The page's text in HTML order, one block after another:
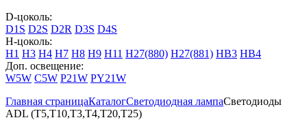
D-цоколь:
D1S D2S D2R D3S D4S
H-цоколь:
H1 H3 H4 H7 H8 H9 H11 H27(880) H27(881) HB3 HB4
Доп. освещение:
W5W C5W P21W PY21W
Главная страницаКаталогСветодиодная лампаСветодиоды
ADL (T5,T10,T3,T4,T20,T25)